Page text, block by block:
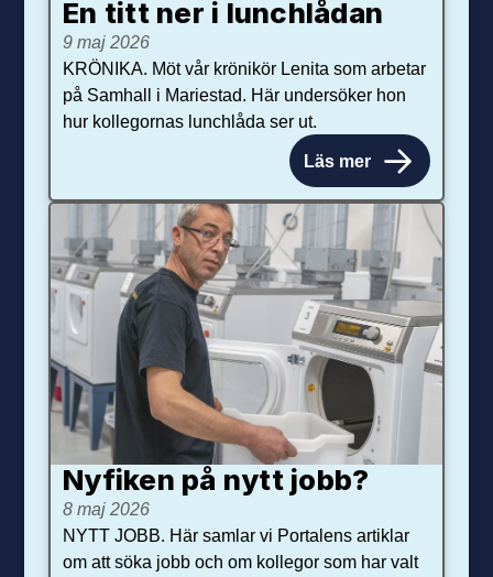
En titt ner i lunchlådan
9 maj 2026
KRÖNIKA. Möt vår krönikör Lenita som arbetar
på Samhall i Mariestad. Här undersöker hon
hur kollegornas lunchlåda ser ut.
Läs mer
Nyfiken på nytt jobb?
8 maj 2026
NYTT JOBB. Här samlar vi Portalens artiklar
om att söka jobb och om kollegor som har valt